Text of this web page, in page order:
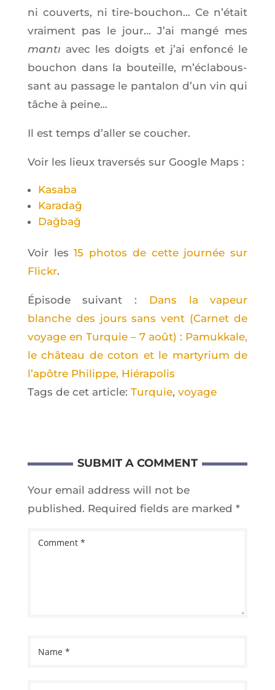
ni cou­verts, ni tire-bou­chon… Ce n’é­tait
vrai­ment pas le jour… J’ai man­gé mes
mantı avec les doigts et j’ai enfon­cé le
bou­chon dans la bou­teille, m’é­cla­bous­
sant au pas­sage le pan­ta­lon d’un vin qui
tâche à peine…
Il est temps d’al­ler se coucher.
Voir les lieux tra­ver­sés sur Google Maps :
Kasa­ba
Kara­dağ
Dağ­bağ
Voir les15 pho­tos de cette jour­née sur
Fli­ckr.
Épi­sode sui­vant : Dans la vapeur
blanche des jours sans vent (Car­net de
voyage en Tur­quie – 7 août) : Pamuk­kale,
le châ­teau de coton et le mar­ty­rium de
l’a­pôtre Phi­lippe, Hiérapolis
Tags de cet article: Turquie, voyage
SUBMIT A COMMENT
Your email address will not be
published. Required fields are marked *